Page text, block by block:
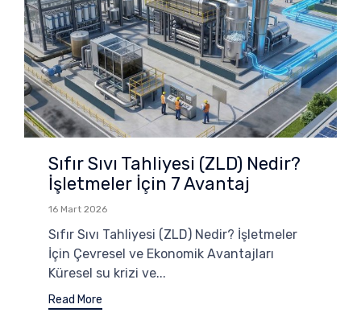
Sıfır Sıvı Tahliyesi (ZLD) Nedir?
İşletmeler İçin 7 Avantaj
16 Mart 2026
Sıfır Sıvı Tahliyesi (ZLD) Nedir? İşletmeler
İçin Çevresel ve Ekonomik Avantajları
Küresel su krizi ve...
Read More